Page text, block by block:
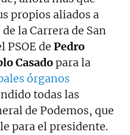
propios aliados a
la Carrera de San
PSOE de Pedro
Casadopara la
órganos
todas las
de Podemos, que
para el presidente.